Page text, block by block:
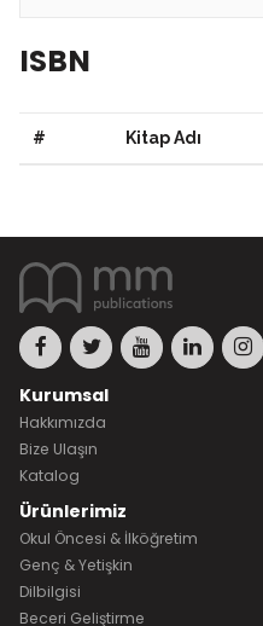
ISBN
# Kitap Adı
Kurumsal
Hakkımızda
Bize Ulaşın
Katalog
Ürünlerimiz
Okul Öncesi & İlköğretim
Genç & Yetişkin
Dilbilgisi
Beceri Geliştirme